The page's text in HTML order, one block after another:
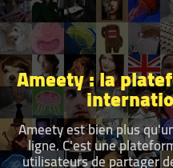
Ameety : la
Ameety est bien plus
ligne. C'est une
utilisateurs de partager